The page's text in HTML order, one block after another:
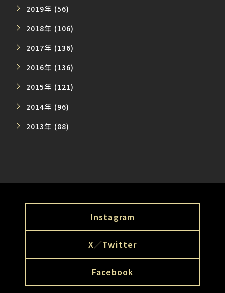
2019年 (56)
2018年 (106)
2017年 (136)
2016年 (136)
2015年 (121)
2014年 (96)
2013年 (88)
Instagram
X／Twitter
Facebook